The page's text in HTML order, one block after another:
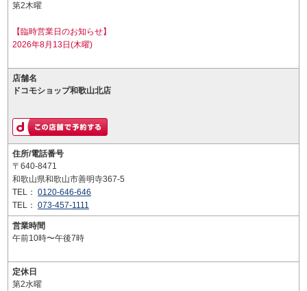
第2木曜
【臨時営業日のお知らせ】
2026年8月13日(木曜)
店舗名
ドコモショップ和歌山北店
住所/電話番号
〒640-8471
和歌山県和歌山市善明寺367-5
TEL： 0120-646-646
TEL： 073-457-1111
営業時間
午前10時〜午後7時
定休日
第2水曜